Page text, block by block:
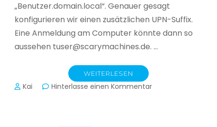
„Benutzer.domain.local“. Genauer gesagt
konfigurieren wir einen zusätzlichen UPN-Suffix.
Eine Anmeldung am Computer könnte dann so
aussehen tuser@scarymachines.de. …
WEITERLESEN
Kai Hinterlasse einen Kommentarzu